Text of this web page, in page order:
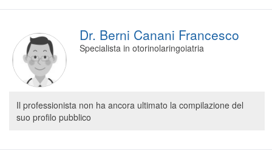
Dr. Berni Canani Francesco
Specialista in otorinolaringoiatria
Il professionista non ha ancora ultimato la compilazione del
suo profilo pubblico